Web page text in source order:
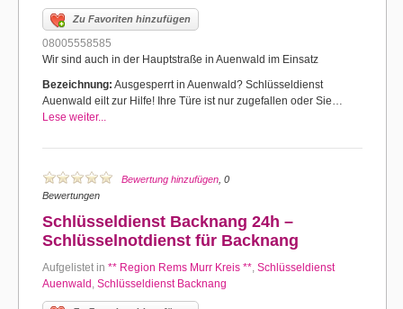
Zu Favoriten hinzufügen
08005558585
Wir sind auch in der Hauptstraße in Auenwald im Einsatz
Bezeichnung: Ausgesperrt in Auenwald? Schlüsseldienst
Auenwald eilt zur Hilfe! Ihre Türe ist nur zugefallen oder Sie…
Lese weiter...
Bewertung hinzufügen , 0
Bewertungen
Schlüsseldienst Backnang 24h –
Schlüsselnotdienst für Backnang
Aufgelistet in ** Region Rems Murr Kreis **, Schlüsseldienst
Auenwald , Schlüsseldienst Backnang